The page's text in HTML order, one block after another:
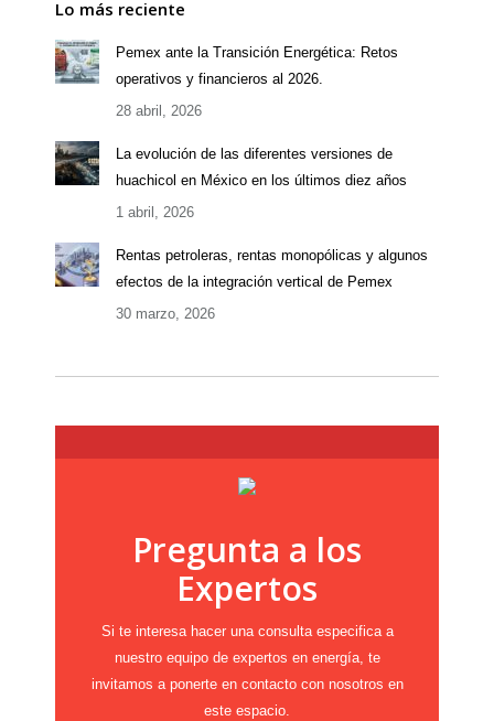
Lo más reciente
Pemex ante la Transición Energética: Retos
operativos y financieros al 2026.
28 abril, 2026
La evolución de las diferentes versiones de
huachicol en México en los últimos diez años
1 abril, 2026
Rentas petroleras, rentas monopólicas y algunos
efectos de la integración vertical de Pemex
30 marzo, 2026
Pregunta a los
Expertos
Si te interesa hacer una consulta especifica a
nuestro equipo de expertos en energía, te
invitamos a ponerte en contacto con nosotros en
este espacio.